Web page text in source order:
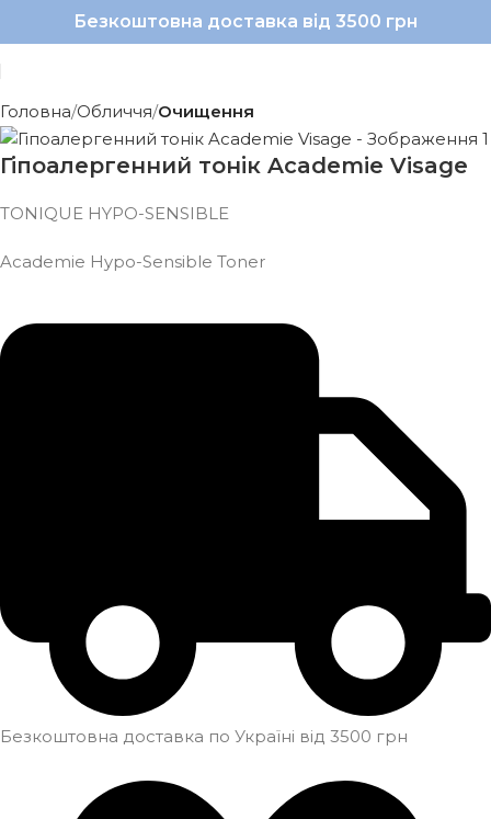
Безкоштовна доставка від 3500 грн
Головна Обличчя Очищення
Гіпоалергенний тонік Academie Visage
TONIQUE HYPO-SENSIBLE
Academie Hypo-Sensible Toner
Безкоштовна доставка по Україні від 3500 грн